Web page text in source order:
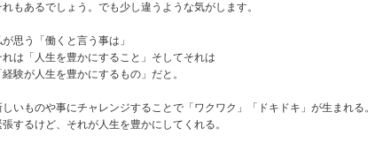
れもあるでしょう。でも少し違うような気がします。
が思う「働くと言う事は」
れは「人生を豊かにすること」そしてそれは
経験が人生を豊かにするもの」だと。
しいものや事にチャレンジすることで「ワクワク」「ドキドキ」が生まれる。
張するけど、それが人生を豊かにしてくれる。